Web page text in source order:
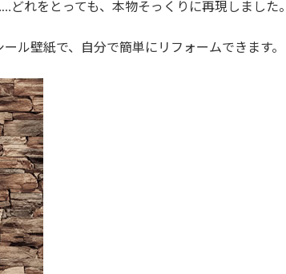
れをとっても、本物そっくりに再現しました。
ル壁紙で、自分で簡単にリフォームできます。